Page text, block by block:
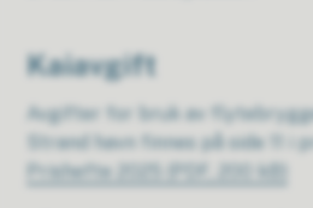
Kaiavgift
Avgifter for bruk av
Strand havn finnes på side 11 i
Prishefte 2025
(PDF, 200 kB)